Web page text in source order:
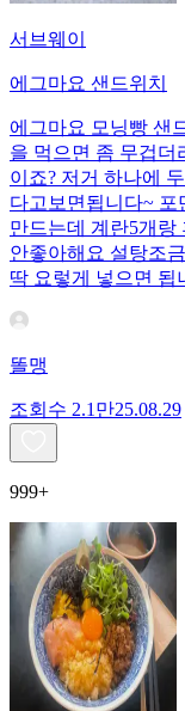
서브웨이
에그마요 샌드위치
에그마요 모닝빵 샌
을 먹으면 좀 무겁더
이죠? 저거 하나에
다고보면됩니다~ 포
만드는데 계란5개랑
안좋아해요 설탕조
딱 요렇게 넣으면 됩
똘맹
조회수 2.1만25.08.29
999+